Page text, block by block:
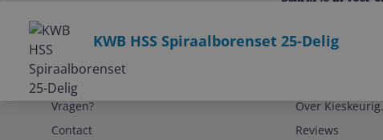
KWB HSS Spiraalborenset 25-Delig
Service
Vragen?
Contact
Over
Reviews